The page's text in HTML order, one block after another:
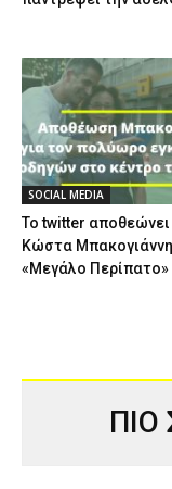
SOCIAL MEDIA
Το twitter αποθεώνει
Κώστα Μπακογιάννη
«Μεγάλο Περίπατο»